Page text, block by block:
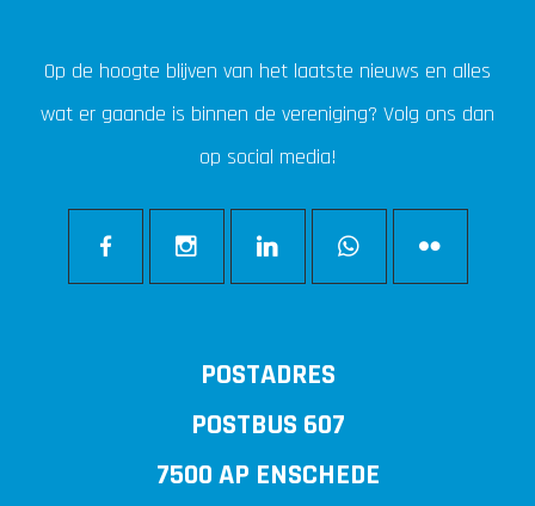
Op de hoogte blijven van het laatste nieuws en alles
wat er gaande is binnen de vereniging? Volg ons dan
op social media!
POSTADRES
POSTBUS 607
7500 AP ENSCHEDE